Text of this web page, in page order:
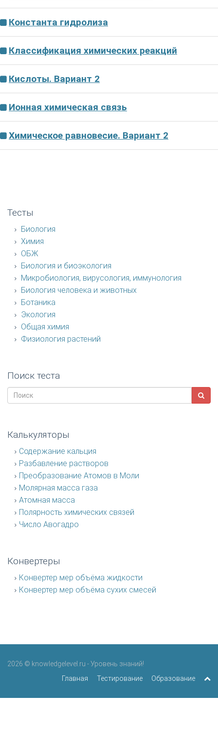
Константа гидролиза
Классификация химических реакций
Кислоты. Вариант 2
Ионная химическая связь
Химическое равновесие. Вариант 2
Тесты
Биология
Химия
ОБЖ
Биология и биоэкология
Микробиология, вирусология, иммунология
Биология человека и животных
Ботаника
Экология
Общая химия
Физиология растений
Поиск теста
Калькуляторы
Содержание кальция
Разбавление растворов
Преобразование Атомов в Моли
Молярная масса газа
Атомная масса
Полярность химических связей
Число Авогадро
Конвертеры
Конвертер мер объёма жидкости
Конвертер мер объёма сухих смесей
2026 © knowledgelevel.ru - Уровень знаний!
Главная
Тестирование Образование